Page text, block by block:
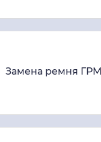
Замена ремня ГРМ